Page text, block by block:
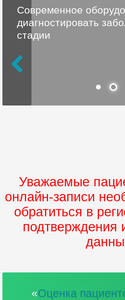
Современное
диагностировать
стадии
Уважаемые
онлайн-записи
обратиться в
подтверждения
«Оценка